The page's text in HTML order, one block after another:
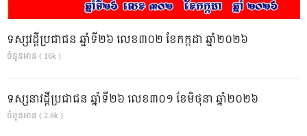
ទស្សវដ្តីប្រជាជន ឆ្នាំទី២៦ លេខ៣០២ ខែកក្កដា ឆ្នាំ២០២៦
ចំនួនអាន ( 16k )
ទស្សនាវដ្ដីប្រជាជន ឆ្នាំទី២៦ លេខ៣០១ ខែមិថុនា ឆ្នាំ២០២៦
ចំនួនអាន ( 2.8k )